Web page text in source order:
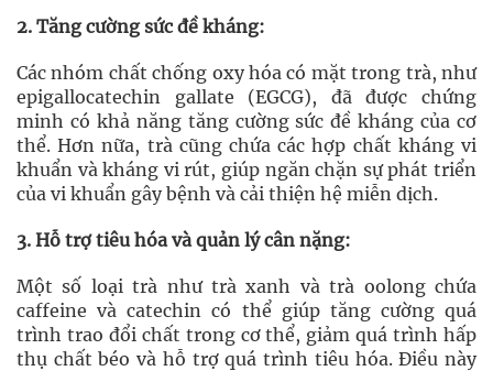
2. Tăng cường sức đề kháng:
Các nhóm chất chống oxy hóa có mặt trong trà, như
epigallocatechin gallate (EGCG), đã được chứng
minh có khả năng tăng cường sức đề kháng của cơ
thể. Hơn nữa, trà cũng chứa các hợp chất kháng vi
khuẩn và kháng vi rút, giúp ngăn chặn sự phát triển
của vi khuẩn gây bệnh và cải thiện hệ miễn dịch.
3. Hỗ trợ tiêu hóa và quản lý cân nặng:
Một số loại trà như trà xanh và trà oolong chứa
caffeine và catechin có thể giúp tăng cường quá
trình trao đổi chất trong cơ thể, giảm quá trình hấp
thụ chất béo và hỗ trợ quá trình tiêu hóa. Điều này